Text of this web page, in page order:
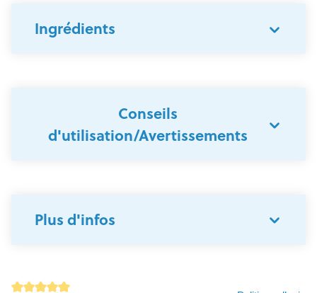
Ingrédients
Conseils
d'utilisation/Avertissements
Plus d'infos